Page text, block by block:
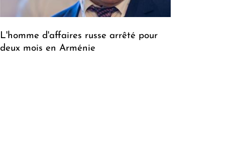
L'homme d'affaires russe arrêté pour
deux mois en Arménie